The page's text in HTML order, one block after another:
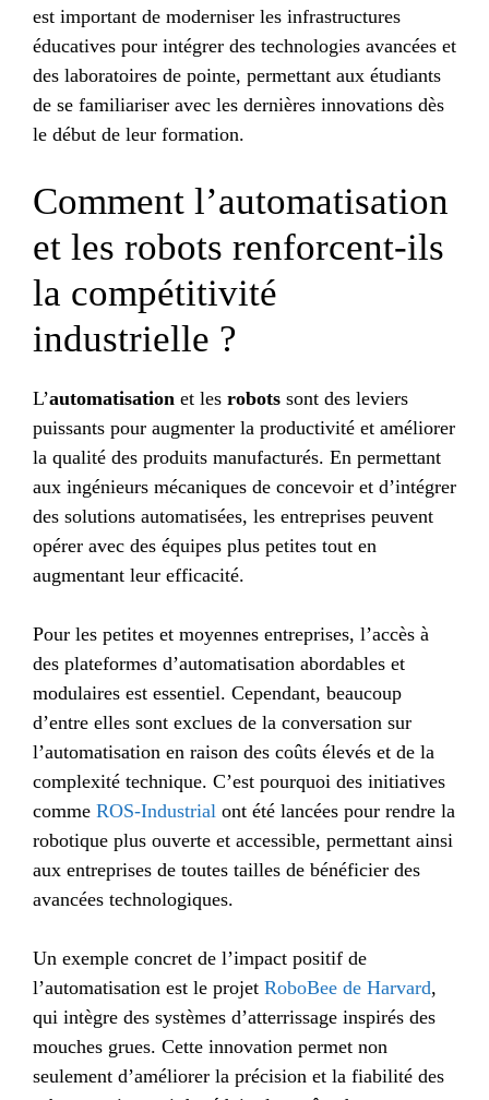
est important de moderniser les infrastructures
éducatives pour intégrer des technologies avancées et
des laboratoires de pointe, permettant aux étudiants
de se familiariser avec les dernières innovations dès
le début de leur formation.
Comment l’automatisation
et les robots renforcent-ils
la compétitivité
industrielle ?
L’automatisation et les robots sont des leviers
puissants pour augmenter la productivité et améliorer
la qualité des produits manufacturés. En permettant
aux ingénieurs mécaniques de concevoir et d’intégrer
des solutions automatisées, les entreprises peuvent
opérer avec des équipes plus petites tout en
augmentant leur efficacité.
Pour les petites et moyennes entreprises, l’accès à
des plateformes d’automatisation abordables et
modulaires est essentiel. Cependant, beaucoup
d’entre elles sont exclues de la conversation sur
l’automatisation en raison des coûts élevés et de la
complexité technique. C’est pourquoi des initiatives
comme ROS-Industrial ont été lancées pour rendre la
robotique plus ouverte et accessible, permettant ainsi
aux entreprises de toutes tailles de bénéficier des
avancées technologiques.
Un exemple concret de l’impact positif de
l’automatisation est le projet RoboBee de Harvard,
qui intègre des systèmes d’atterrissage inspirés des
mouches grues. Cette innovation permet non
seulement d’améliorer la précision et la fiabilité des